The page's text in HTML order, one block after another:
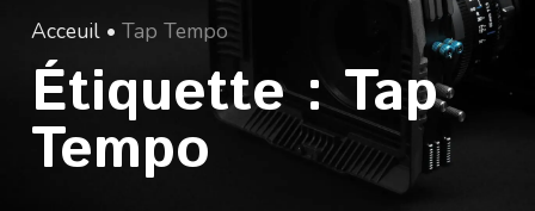
Acceuil •Tap Tempo
Étiquette : Tap
Tempo